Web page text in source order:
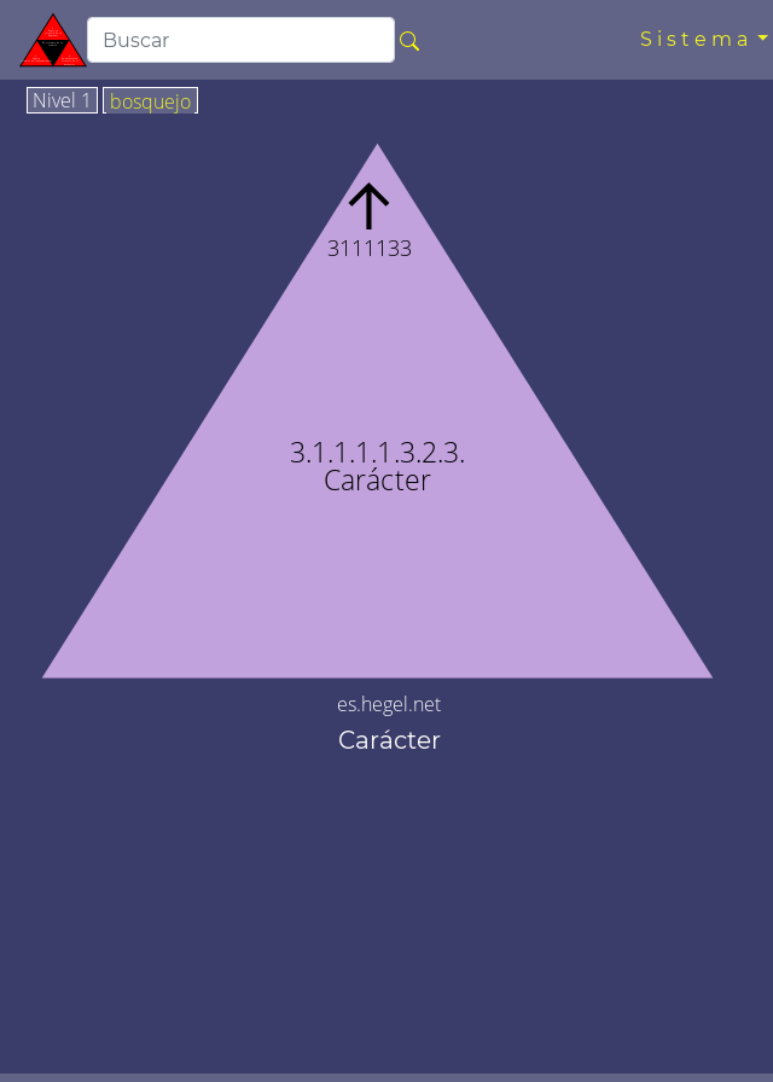
Sistema
Nivel 1 bosquejo
3.1.1.1.1.3.2.3.
Carácter
↑
3111133
es.hegel.net
Carácter